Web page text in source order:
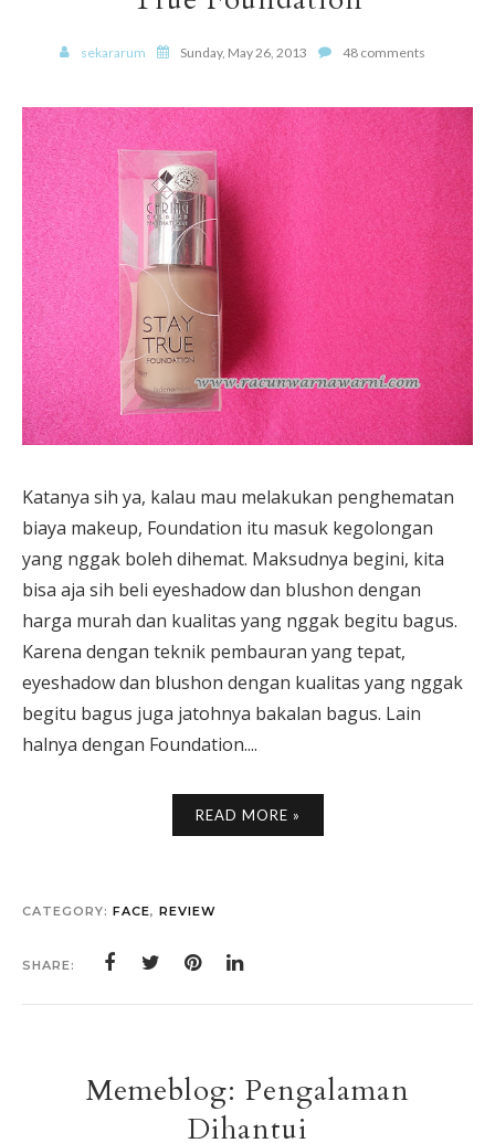
sekararum Sunday, May 26, 2013 48 comments
Katanya sih ya, kalau mau melakukan penghematan
biaya makeup, Foundation itu masuk kegolongan
yang nggak boleh dihemat. Maksudnya begini, kita
bisa aja sih beli eyeshadow dan blushon dengan
harga murah dan kualitas yang nggak begitu bagus.
Karena dengan teknik pembauran yang tepat,
eyeshadow dan blushon dengan kualitas yang nggak
begitu bagus juga jatohnya bakalan bagus. Lain
halnya dengan Foundation....
READ MORE »
CATEGORY: FACE, REVIEW
SHARE:
Memeblog: Pengalaman
Dihantui